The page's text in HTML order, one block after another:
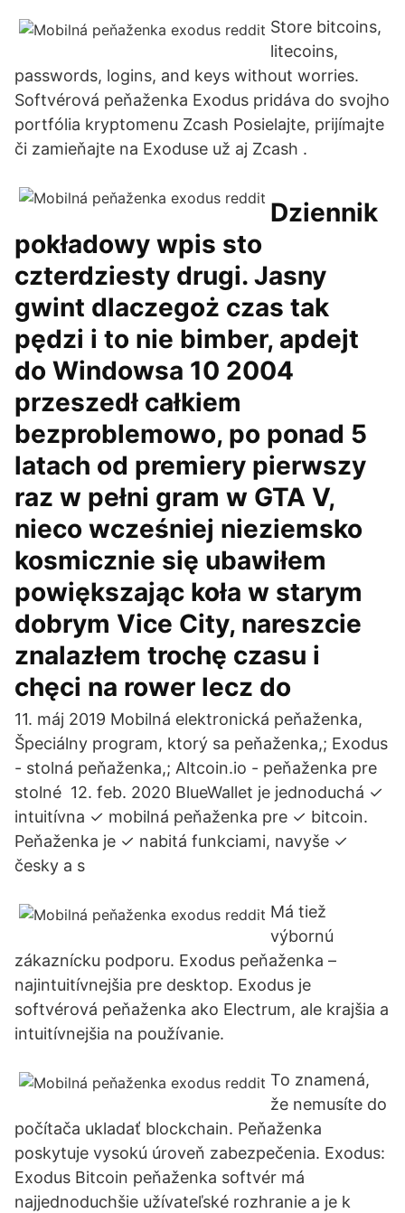
Store bitcoins,
litecoins,
passwords, logins, and keys without worries.
Softvérová peňaženka Exodus pridáva do svojho
portfólia kryptomenu Zcash Posielajte, prijímajte
či zamieňajte na Exoduse už aj Zcash .
Dziennik
pokładowy wpis sto
czterdziesty drugi. Jasny
gwint dlaczegoż czas tak
pędzi i to nie bimber, apdejt
do Windowsa 10 2004
przeszedł całkiem
bezproblemowo, po ponad 5
latach od premiery pierwszy
raz w pełni gram w GTA V,
nieco wcześniej nieziemsko
kosmicznie się ubawiłem
powiększając koła w starym
dobrym Vice City, nareszcie
znalazłem trochę czasu i
chęci na rower lecz do
11. máj 2019 Mobilná elektronická peňaženka,
Špeciálny program, ktorý sa peňaženka,; Exodus
- stolná peňaženka,; Altcoin.io - peňaženka pre
stolné 12. feb. 2020 BlueWallet je jednoduchá ✓
intuitívna ✓ mobilná peňaženka pre ✓ bitcoin.
Peňaženka je ✓ nabitá funkciami, navyše ✓
česky a s
Má tiež
výbornú
zákaznícku podporu. Exodus peňaženka –
najintuitívnejšia pre desktop. Exodus je
softvérová peňaženka ako Electrum, ale krajšia a
intuitívnejšia na používanie.
To znamená,
že nemusíte do
počítača ukladať blockchain. Peňaženka
poskytuje vysokú úroveň zabezpečenia. Exodus:
Exodus Bitcoin peňaženka softvér má
najjednoduchšie užívateľské rozhranie a je k